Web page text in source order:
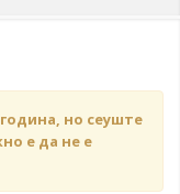
но сеуште
е да не е